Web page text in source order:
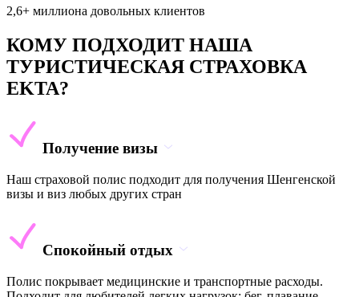
2,6+ миллиона довольных клиентов
КОМУ ПОДХОДИТ НАША
ТУРИСТИЧЕСКАЯ СТРАХОВКА
EKTA?
Получение визы
Наш страховой полис подходит для получения Шенгенской
визы и виз любых других стран
Спокойный отдых
Полис покрывает медицинские и транспортные расходы.